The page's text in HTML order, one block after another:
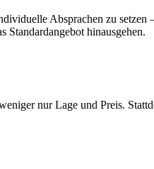
Absprachen zu
hinausgehen.
nur Lage und Preis.